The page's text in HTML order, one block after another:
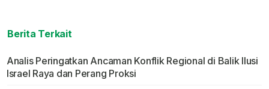
Berita Terkait
Analis Peringatkan Ancaman Konflik Regional di Balik Ilusi
Israel Raya dan Perang Proksi